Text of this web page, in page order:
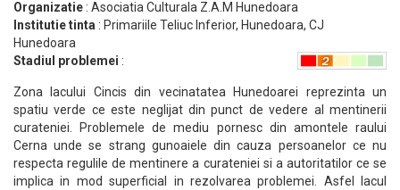
Organizatie : Asociatia Culturala Z.A.M Hunedoara
Institutie tinta : Primariile Teliuc Inferior, Hunedoara, CJ
Hunedoara
Stadiul problemei :
Zona lacului Cincis din vecinatatea Hunedoarei reprezinta un
spatiu verde ce este neglijat din punct de vedere al mentinerii
curateniei. Problemele de mediu pornesc din amontele raului
Cerna unde se strang gunoaiele din cauza persoanelor ce nu
respecta regulile de mentinere a curateniei si a autoritatilor ce se
implica in mod superficial in rezolvarea problemei. Asfel lacul